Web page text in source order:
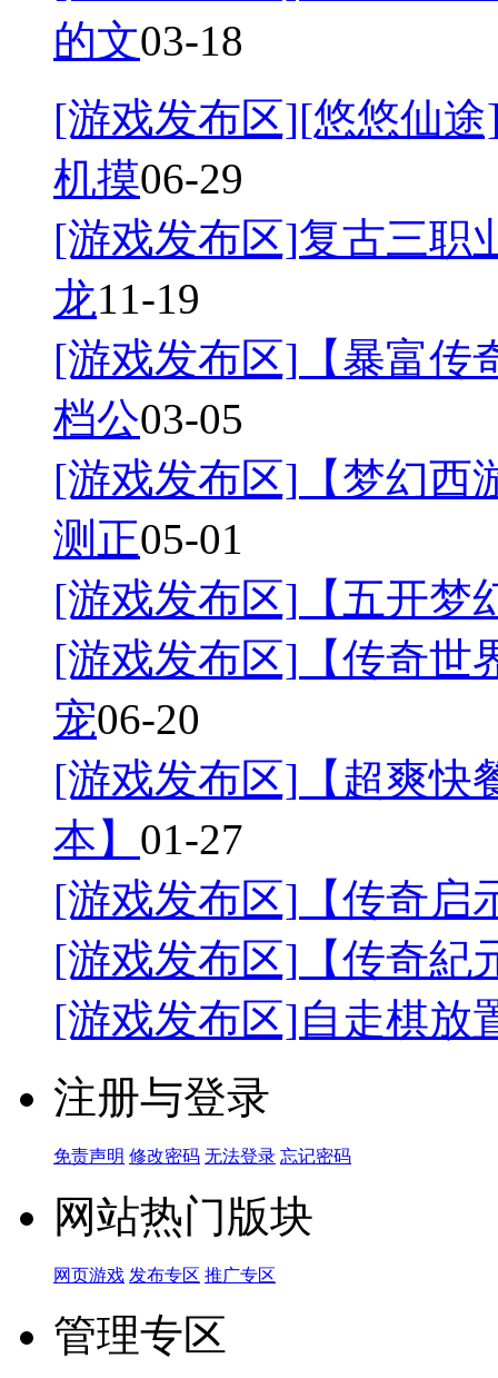
的文03-18
[游戏发布区][悠悠仙
机摸06-29
[游戏发布区]复古三职
龙11-19
[游戏发布区] 【暴富
档公03-05
[游戏发布区] 【梦幻
测正05-01
[游戏发布区] 【五开
[游戏发布区] 【传奇
宠06-20
[游戏发布区] 【超爽
本】 01-27
[游戏发布区] 【传奇
[游戏发布区] 【传奇
[游戏发布区]自走棋放
注册与登录
免责声明 修改密码 无法登录 忘记密码
网站热门版块
网页游戏 发布专区 推广专区
管理专区